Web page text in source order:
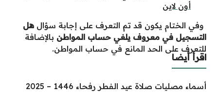
أون لاين
وفي الختام يكون قد تم التعرف على إجابة سؤال هل
التسجيل في معروف يلغي حساب المواطن بالإضافة
للتعرف على الحد المانع في حساب المواطن.
اقرأ أيضا
أسماء مصليات صلاة عيد الفطر رفحاء 1446 – 2025